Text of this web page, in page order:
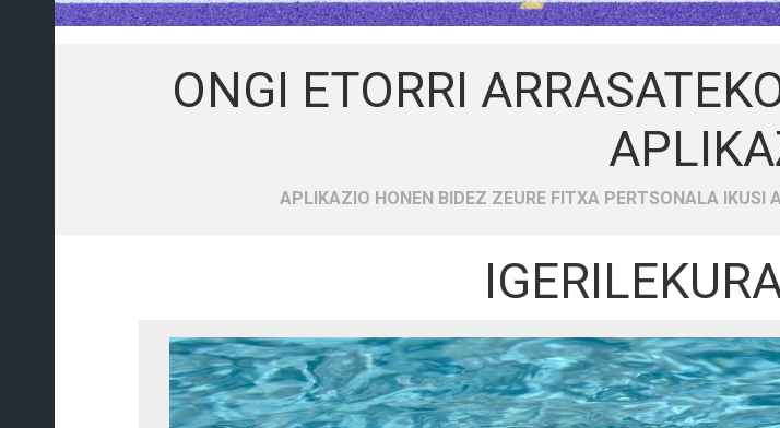
ONGI ETORRI
APLIKAZIO HONEN BIDEZ ZEURE FITXA PERTSONALA